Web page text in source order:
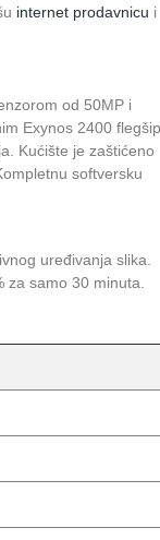
internet prodavnicu i
od 50MP i
Exynos 2400 flegšip
Kućište je zaštićeno
softversku
uređivanja slika.
samo 30 minuta.